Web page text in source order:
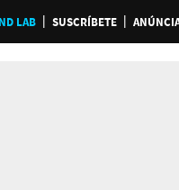
LAB SUSCRÍBETE